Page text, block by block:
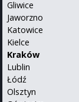
Gliwice
Jaworzno
Katowice
Kielce
Kraków
Lublin
Łódź
Olsztyn